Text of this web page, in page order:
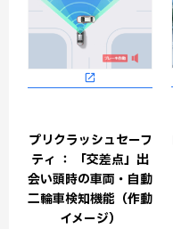
プリクラッシュセーフ
ティ ： 「交差点」出
会い頭時の車両・自動
二輪車検知機能（作動
イメージ）